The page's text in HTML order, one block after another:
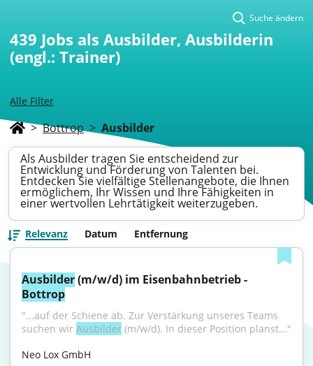
Alle Filter
Suche ändern
439 Jobs als Ausbilder, Ausbilderin
(engl.: Trainer)
> Bottrop > Ausbilder
Als Ausbilder tragen Sie entscheidend zur
Entwicklung und Förderung von Talenten bei.
Entdecken Sie vielfältige Stellenangebote, die Ihnen
ermöglichem, Ihr Wissen und Ihre Fähigkeiten in
einer wertvollen Lehrtätigkeit weiterzugeben.
Relevanz Datum Entfernung
Ausbilder
Bottrop
"...auf der Schiene ab. Zur Verstärkung unseres Teams
suchen wir Ausbilder (m/w/d). In dieser Position planst..."
Neo Lox GmbH